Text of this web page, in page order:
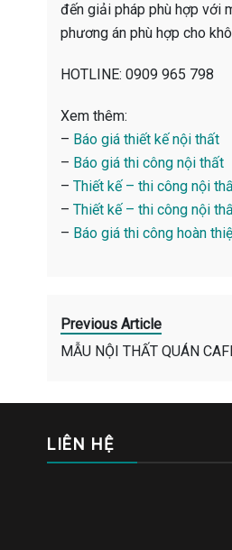
đến giải pháp phù hợp với
phương án phù hợp cho
HOTLINE: 0909 965 798
Xem thêm:
– Báo giá thiết kế nội thất
– Báo giá thi công nội thất
– Thiết kế – thi công nội
– Thiết kế – thi công nội
– Báo giá thi công hoàn
Previous Article
MẪU NỘI THẤT QUÁN
LIÊN HỆ